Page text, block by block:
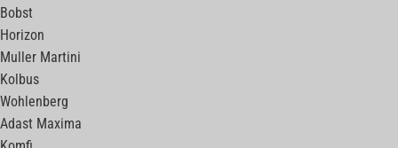
Bobst
Horizon
Muller Martini
Kolbus
Wohlenberg
Adast Maxima